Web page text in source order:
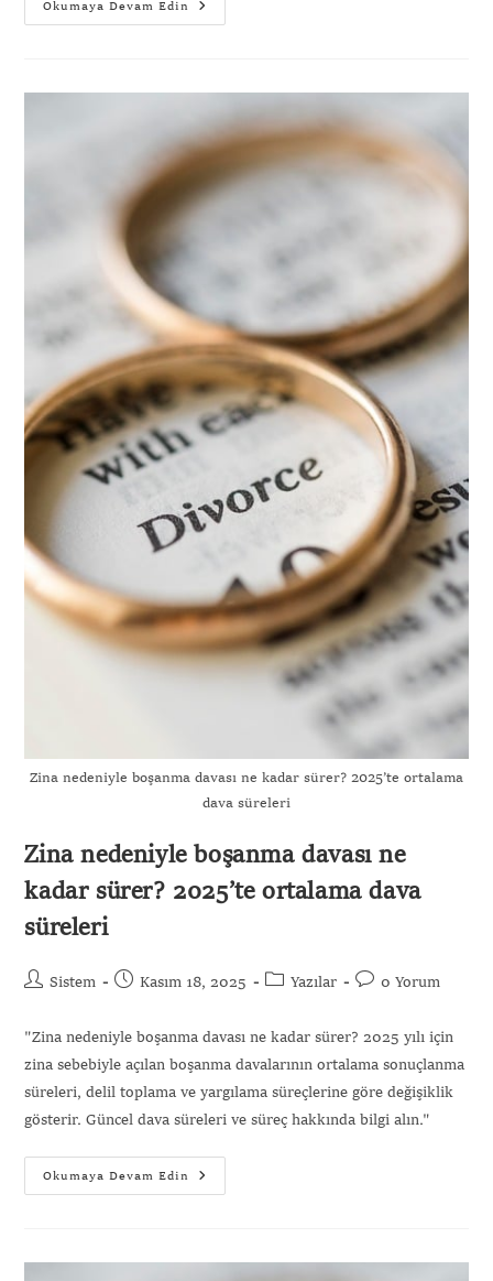
Okumaya Devam Edin
Zina nedeniyle boşanma davası ne kadar sürer? 2025’te ortalama
dava süreleri
Zina nedeniyle boşanma davası ne
kadar sürer? 2025’te ortalama dava
süreleri
Sistem Kasım 18, 2025 Yazılar 0 Yorum
"Zina nedeniyle boşanma davası ne kadar sürer? 2025 yılı için
zina sebebiyle açılan boşanma davalarının ortalama sonuçlanma
süreleri, delil toplama ve yargılama süreçlerine göre değişiklik
gösterir. Güncel dava süreleri ve süreç hakkında bilgi alın."
Okumaya Devam Edin